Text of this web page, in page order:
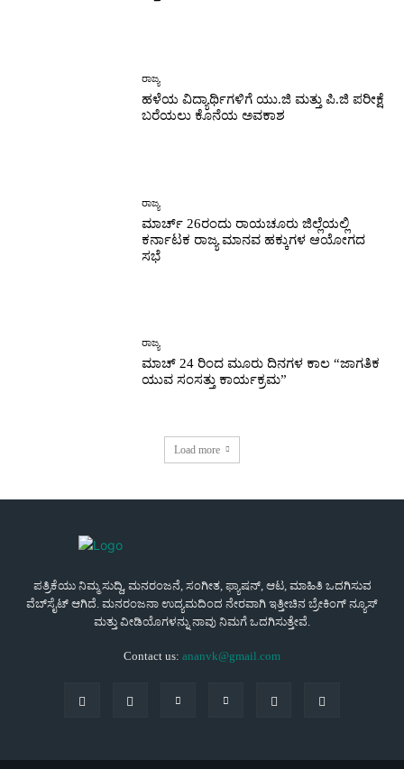
ರಾಜ್ಯ
ಹಳೆಯ ವಿದ್ಯಾರ್ಥಿಗಳಿಗೆ ಯು.ಜಿ ಮತ್ತು ಪಿ.ಜಿ ಪರೀಕ್ಷೆ
ಬರೆಯಲು ಕೊನೆಯ ಅವಕಾಶ
ರಾಜ್ಯ
ಮಾರ್ಚ್ 26ರಂದು ರಾಯಚೂರು ಜಿಲ್ಲೆಯಲ್ಲಿ
ಕರ್ನಾಟಕ ರಾಜ್ಯ ಮಾನವ ಹಕ್ಕುಗಳ ಆಯೋಗದ
ಸಭೆ
ರಾಜ್ಯ
ಮಾಚ್ 24 ರಿಂದ ಮೂರು ದಿನಗಳ ಕಾಲ “ಜಾಗತಿಕ
ಯುವ ಸಂಸತ್ತು ಕಾರ್ಯಕ್ರಮ”
Load more
ಪತ್ರಿಕೆಯು ನಿಮ್ಮ ಸುದ್ದಿ, ಮನರಂಜನೆ, ಸಂಗೀತ, ಫ್ಯಾಷನ್, ಆಟ, ಮಾಹಿತಿ ಒದಗಿಸುವ
ವೆಬ್‌ಸೈಟ್ ಆಗಿದೆ. ಮನರಂಜನಾ ಉದ್ಯಮದಿಂದ ನೇರವಾಗಿ ಇತ್ತೀಚಿನ ಬ್ರೇಕಿಂಗ್ ನ್ಯೂಸ್
ಮತ್ತು ವೀಡಿಯೊಗಳನ್ನು ನಾವು ನಿಮಗೆ ಒದಗಿಸುತ್ತೇವೆ.
Contact us: ananvk@gmail.com